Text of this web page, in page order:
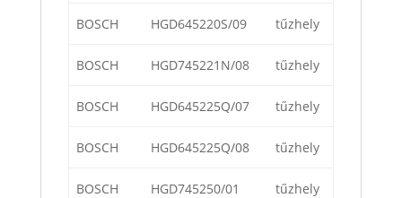
BOSCH HGD645220S/09 tűzhely
BOSCH HGD745221N/08 tűzhely
BOSCH HGD645225Q/07 tűzhely
BOSCH HGD645225Q/08 tűzhely
BOSCH HGD745250/01 tűzhely